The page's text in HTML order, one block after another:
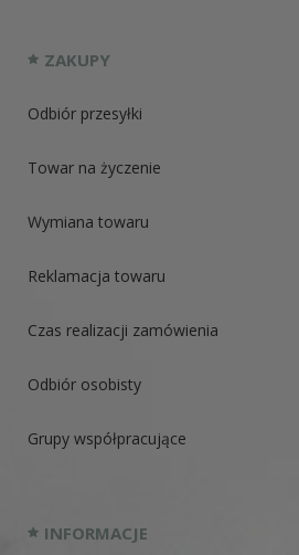
ZAKUPY
Odbiór przesyłki
Towar na życzenie
Wymiana towaru
Reklamacja towaru
Czas realizacji zamówienia
Odbiór osobisty
Grupy współpracujące
INFORMACJE